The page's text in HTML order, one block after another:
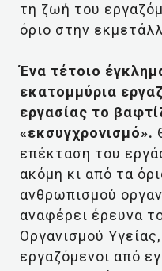
τη ζωή του
όριο στην
Ένα τέτοιο
εκατομμύρια
εργασίας το
«εκσυγχρονισμό».
επέκταση του
ακόμη κι από τα
ανθρωπισμού
αναφέρει έρευνα
Οργανισμού
εργαζόμενοι από